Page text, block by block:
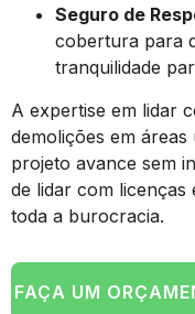
Seguro de
cobertura para
tranquilidade
A expertise em lidar
demolições em
projeto avance sem
de lidar com licenças
toda a burocracia.
FAÇA UM